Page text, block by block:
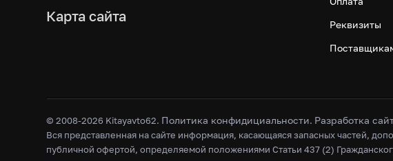
Карта сайта
Реквизиты
© 2008-2026 Kitayavto62. Политика конфидициальности. Разработка
Вся представленная на сайте информация, касающаяся запасных частей,
публичной офертой, определяемой положениями Статьи 437 (2)